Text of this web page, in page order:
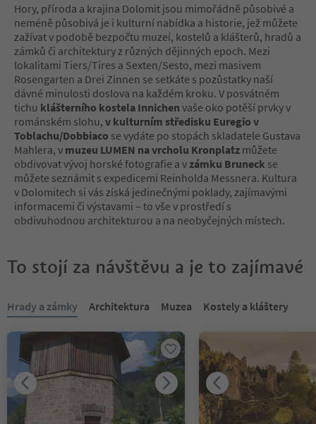
Hory, příroda a krajina Dolomit jsou mimořádně působivé a
neméně působivá je i kulturní nabídka a historie, jež můžete
zažívat v podobě bezpočtu muzeí, kostelů a klášterů, hradů a
zámků či architektury z různých dějinných epoch. Mezi
lokalitami Tiers/Tires a Sexten/Sesto, mezi masivem
Rosengarten a Drei Zinnen se setkáte s pozůstatky naší
dávné minulosti doslova na každém kroku. V posvátném
tichu klášterního kostela Innichen vaše oko potěší prvky v
románském slohu, v kulturním středisku Euregio v
Toblachu/Dobbiaco se vydáte po stopách skladatele Gustava
Mahlera, v muzeu LUMEN na vrcholu Kronplatz můžete
obdivovat vývoj horské fotografie a v zámku Bruneck se
můžete seznámit s expedicemi Reinholda Messnera. Kultura
v Dolomitech si vás získá jedinečnými poklady, zajímavými
informacemi či výstavami – to vše v prostředí s
obdivuhodnou architekturou a na neobyčejných místech.
To stojí za návštěvu a je to zajímavé
Nacházíte se na tabulkovém posuvníku. Vyberte kartu pro
Hrady a zámky Architektura Muzea Kostely a kláštery